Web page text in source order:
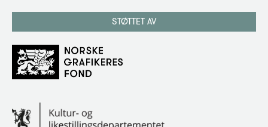
STØTTET AV